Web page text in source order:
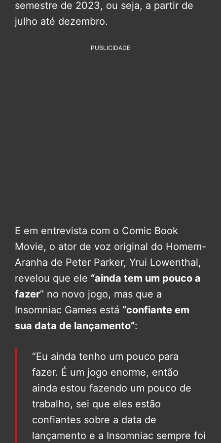
semestre de 2023, ou seja, a partir de
julho até dezembro.
PUBLICIDADE
E em entrevista com o Comic Book
Movie, o ator de voz original do Homem-
Aranha de Peter Parker, Yrui Lowenthal,
revelou que ele “ainda tem um pouco a
fazer” no novo jogo, mas que a
Insomniac Games está “confiante em
sua data de lançamento”:
“Eu ainda tenho um pouco para
fazer. É um jogo enorme, então
ainda estou fazendo um pouco de
trabalho, sei que eles estão
confiantes sobre a data de
lançamento e a Insomniac sempre foi